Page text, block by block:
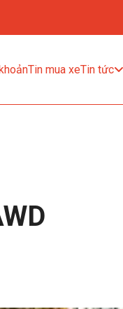
Tin mua xeTin tức